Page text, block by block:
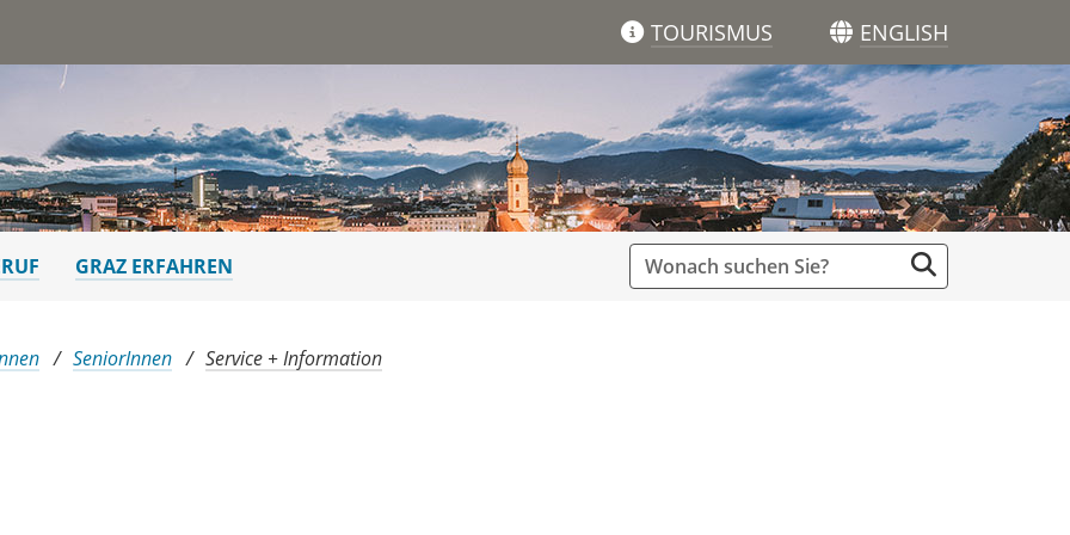
TOURISMUS ENGLISH
GRAZ ERFAHREN
SeniorInnen Service + Information